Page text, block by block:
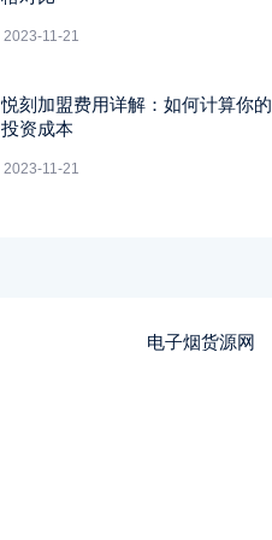
2023-11-21
悦刻加盟费用详解：如何计算你的
投资成本
2023-11-21
电子烟货源网